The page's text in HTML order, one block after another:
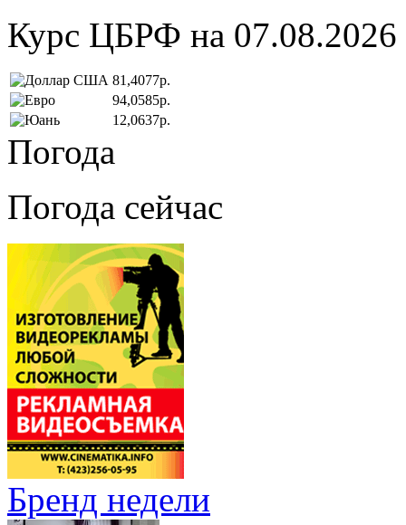
Курс ЦБРФ на 07.08.2026
81,4077р.
94,0585р.
12,0637р.
Погода
Погода сейчас
Бренд недели